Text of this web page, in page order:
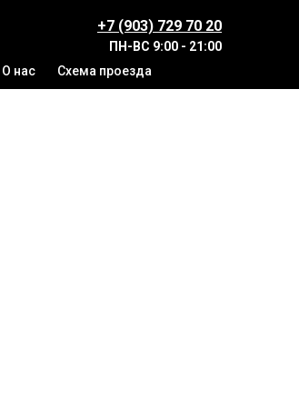
+7 (903) 729 70 20
ПН-ВС 9:00 - 21:00
О нас Схема проезда